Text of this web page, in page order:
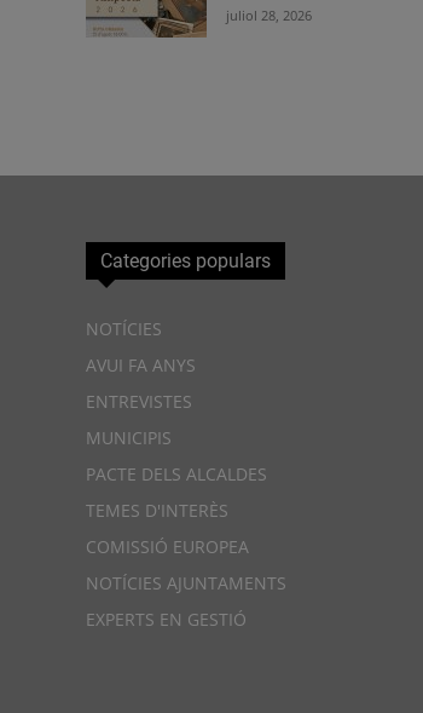
juliol 28, 2026
Categories populars
NOTÍCIES
AVUI FA ANYS
ENTREVISTES
MUNICIPIS
PACTE DELS ALCALDES
TEMES D'INTERÈS
COMISSIÓ EUROPEA
NOTÍCIES AJUNTAMENTS
EXPERTS EN GESTIÓ